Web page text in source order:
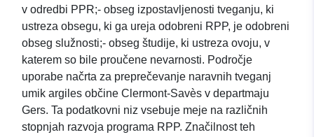
v odredbi PPR;- obseg izpostavljenosti tveganju, ki
ustreza obsegu, ki ga ureja odobreni RPP, je odobreni
obseg služnosti;- obseg študije, ki ustreza ovoju, v
katerem so bile proučene nevarnosti. Področje
uporabe načrta za preprečevanje naravnih tveganj
umik argiles občine Clermont-Savès v departmaju
Gers. Ta podatkovni niz vsebuje meje na različnih
stopnjah razvoja programa RPP. Značilnost teh